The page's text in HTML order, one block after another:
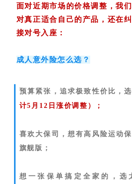
面对近期市场的价格调整，我
对真正适合自己的产品，还在
接对号入座：
成人意外险怎么选？
预算紧张，追求极致性价比，
计5月12日涨价调整）；
喜欢大保司，想有高风险运动
旗舰版；
想一张保单搞定全家的，选